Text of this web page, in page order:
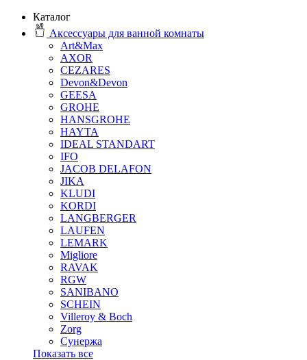
Каталог
Аксессуары для ванной комнаты
Art&Max
AXOR
CEZARES
Devon&Devon
GEESA
GROHE
HANSGROHE
HAYTA
IDEAL STANDART
IFO
JACOB DELAFON
JIKA
KLUDI
KORDI
LANGBERGER
LAUFEN
LEMARK
Migliore
RAVAK
RGW
SANIBANO
SCHEIN
Villeroy & Boch
Zorg
Сунержа
Показать все